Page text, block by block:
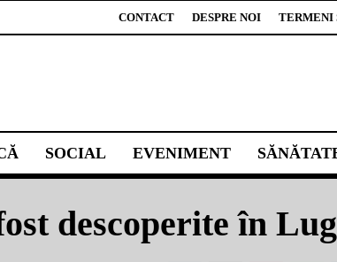
CONTACT DESPRE NOI TERMENI
SOCIAL EVENIMENT
descoperite în